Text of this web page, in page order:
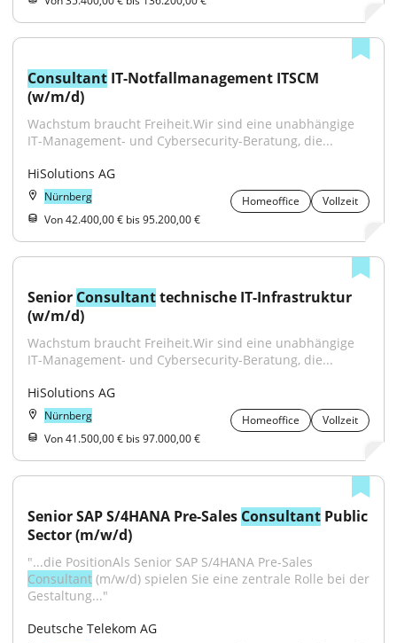
Consultant IT-Notfallmanagement ITSCM
(w/m/d)
Wachstum braucht Freiheit.Wir sind eine unabhängige
IT-Management- und Cybersecurity-Beratung, die...
HiSolutions AG
Nürnberg Homeoffice
Vollzeit
Von 42.400,00 € bis 95.200,00 €
Senior Consultant technische IT-Infrastruktur
(w/m/d)
Wachstum braucht Freiheit.Wir sind eine unabhängige
IT-Management- und Cybersecurity-Beratung, die...
HiSolutions AG
Nürnberg Homeoffice
Vollzeit
Von 41.500,00 € bis 97.000,00 €
Senior SAP S/4HANA Pre-Sales Consultant Public
Sector (m/w/d)
Consultant (m/w/d) spielen Sie eine zentrale Rolle bei der
Gestaltung..."
Deutsche Telekom AG